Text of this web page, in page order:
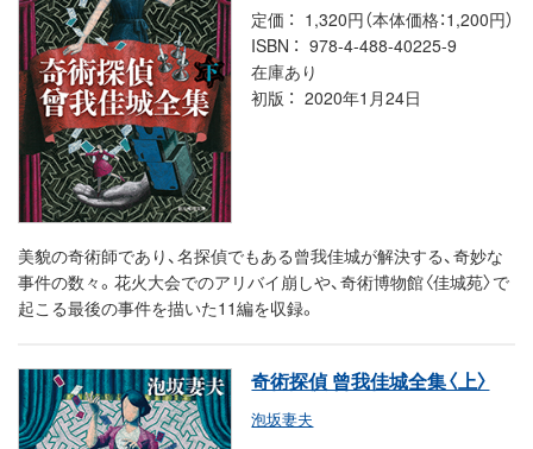
定価
1,320円（本体価格：1,200円）
ISBN
978-4-488-40225-9
在庫あり
初版
2020年1月24日
美貌の奇術師であり、名探偵でもある曾我佳城が解決する、奇妙な
事件の数々。花火大会でのアリバイ崩しや、奇術博物館〈佳城苑〉で
起こる最後の事件を描いた11編を収録。
奇術探偵 曾我佳城全集〈上〉
泡坂妻夫